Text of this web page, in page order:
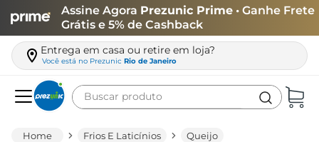
Assine Agora Prezunic Prime • Ganhe Frete
Grátis e 5% de Cashback
Entrega em casa ou retire em loja?
Você está no Prezunic Rio de Janeiro
Buscar produto
Frios E Laticínios
Queijo